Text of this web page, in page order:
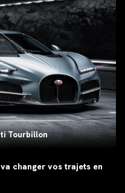
Tourbillon
changer vos trajets en